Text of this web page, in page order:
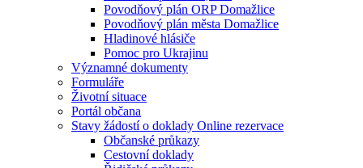
Povodňový plán ORP Domažlice
Povodňový plán města Domažlice
Hladinové hlásiče
Pomoc pro Ukrajinu
Významné dokumenty
Formuláře
Životní situace
Portál občana
Stavy žádostí o doklady Online rezervace
Občanské průkazy
Cestovní doklady